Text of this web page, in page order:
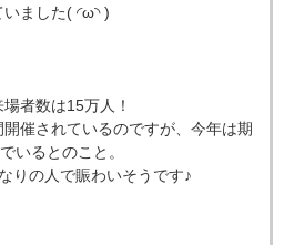
ました( ◜ω◝ )
者数は15万人！
催されているのですが、今年は期
いるとのこと。
りの人で賑わいそうです♪